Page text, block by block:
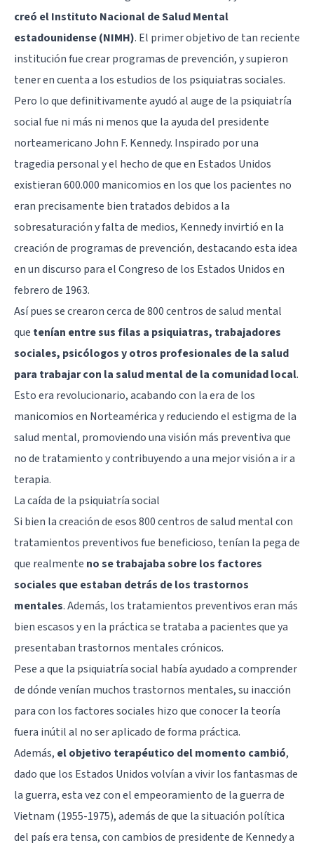
creó el Instituto Nacional de Salud Mental
estadounidense (NIMH). El primer objetivo de tan reciente
institución fue crear programas de prevención, y supieron
tener en cuenta a los estudios de los psiquiatras sociales.
Pero lo que definitivamente ayudó al auge de la psiquiatría
social fue ni más ni menos que la ayuda del presidente
norteamericano John F. Kennedy. Inspirado por una
tragedia personal y el hecho de que en Estados Unidos
existieran 600.000 manicomios en los que los pacientes no
eran precisamente bien tratados debidos a la
sobresaturación y falta de medios, Kennedy invirtió en la
creación de programas de prevención, destacando esta idea
en un discurso para el Congreso de los Estados Unidos en
febrero de 1963.
Así pues se crearon cerca de 800 centros de salud mental
que tenían entre sus filas a psiquiatras, trabajadores
sociales, psicólogos y otros profesionales de la salud
para trabajar con la salud mental de la comunidad local.
Esto era revolucionario, acabando con la era de los
manicomios en Norteamérica y reduciendo el estigma de la
salud mental, promoviendo una visión más preventiva que
no de tratamiento y contribuyendo a una mejor visión a ir a
terapia.
La caída de la psiquiatría social
Si bien la creación de esos 800 centros de salud mental con
tratamientos preventivos fue beneficioso, tenían la pega de
que realmente no se trabajaba sobre los factores
sociales que estaban detrás de los trastornos
mentales. Además, los tratamientos preventivos eran más
bien escasos y en la práctica se trataba a pacientes que ya
presentaban trastornos mentales crónicos.
Pese a que la psiquiatría social había ayudado a comprender
de dónde venían muchos trastornos mentales, su inacción
para con los factores sociales hizo que conocer la teoría
fuera inútil al no ser aplicado de forma práctica.
Además, el objetivo terapéutico del momento cambió,
dado que los Estados Unidos volvían a vivir los fantasmas de
la guerra, esta vez con el empeoramiento de la guerra de
Vietnam (1955-1975), además de que la situación política
del país era tensa, con cambios de presidente de Kennedy a